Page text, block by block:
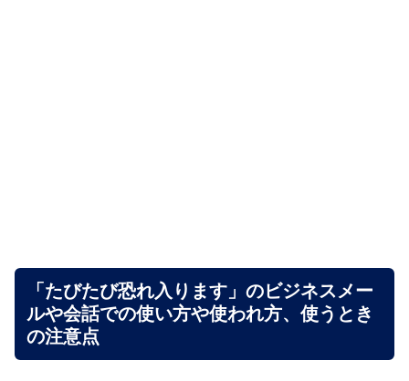
「たびたび恐れ入ります」のビジネスメー
ルや会話での使い方や使われ方、使うとき
の注意点